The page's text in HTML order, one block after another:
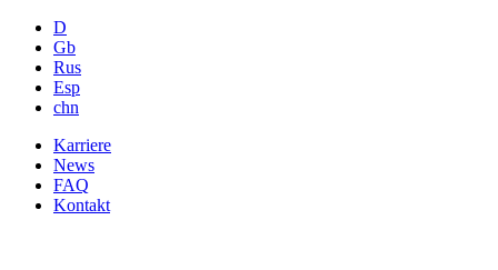
D
Gb
Rus
Esp
chn
Karriere
News
FAQ
Kontakt